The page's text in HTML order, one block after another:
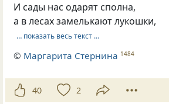
И сады нас одарят сполна,
а в лесах замелькают лукошки,
… показать весь текст …
© Маргарита Стернина 1484
40 2